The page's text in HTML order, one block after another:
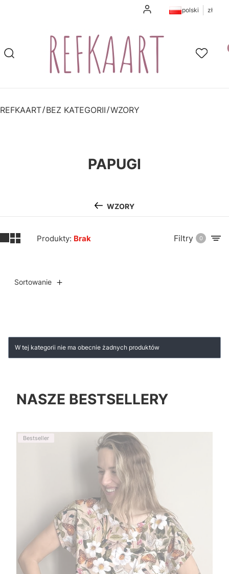
Zaloguj siępolski zł
Otwórz wyszukiwarkę
Szukaj Ulubione
REFKAART BEZ KATEGORII WZORY
PAPUGI
WZORY
Produkty: Brak Filtry 0
Sortowanie
Lista produktów
W tej kategorii nie ma obecnie żadnych produktów
NASZE BESTSELLERY
Bestseller